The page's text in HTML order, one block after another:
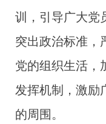
训，引导广大党
突出政治标准，
党的组织生活，
发挥机制，激励
的周围。